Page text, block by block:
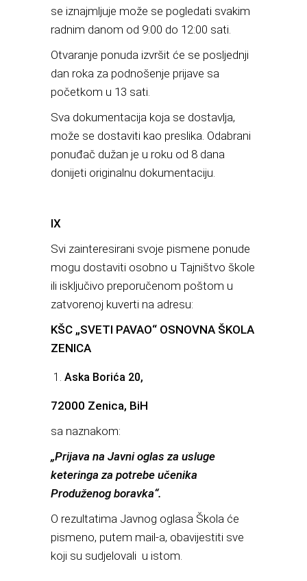
se iznajmljuje može se pogledati svakim
radnim danom od 9:00 do 12:00 sati.
Otvaranje ponuda izvršit će se posljednji
dan roka za podnošenje prijave sa
početkom u 13 sati.
Sva dokumentacija koja se dostavlja,
može se dostaviti kao preslika. Odabrani
ponuđač dužan je u roku od 8 dana
donijeti originalnu dokumentaciju.
IX
Svi zainteresirani svoje pismene ponude
mogu dostaviti osobno u Tajništvo škole
ili isključivo preporučenom poštom u
zatvorenoj kuverti na adresu:
KŠC „SVETI PAVAO“ OSNOVNA ŠKOLA
ZENICA
Aska Borića 20,
72000 Zenica, BiH
sa naznakom:
„Prijava na Javni oglas za usluge
keteringa za potrebe učenika
Produženog boravka“.
O rezultatima Javnog oglasa Škola će
pismeno, putem mail-a, obavijestiti sve
koji su sudjelovali u istom.